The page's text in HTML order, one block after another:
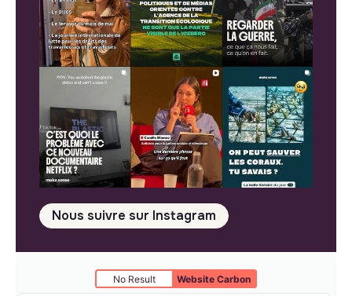
Nous suivre sur Instagram
No Result Website Carbon